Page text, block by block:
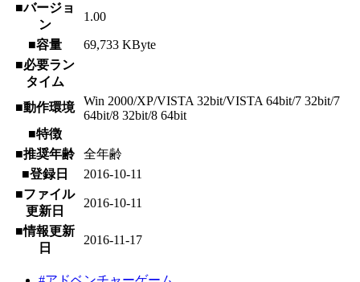
■バージョ
ン
1.00
■容量
69,733 KByte
■必要ラン
タイム
■動作環境
Win 2000/XP/VISTA 32bit/VISTA 64bit/7 32bit/7
64bit/8 32bit/8 64bit
■特徴
■推奨年齢
全年齢
■登録日
2016-10-11
■ファイル
更新日
2016-10-11
■情報更新
日
2016-11-17